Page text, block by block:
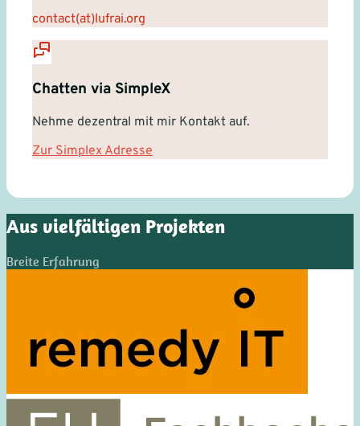
contact(at)lufrai.org
Chatten via SimpleX
Nehme dezentral mit mir Kontakt auf.
Zur Simplex Adresse
Aus vielfältigen Projekten
Breite Erfahrung